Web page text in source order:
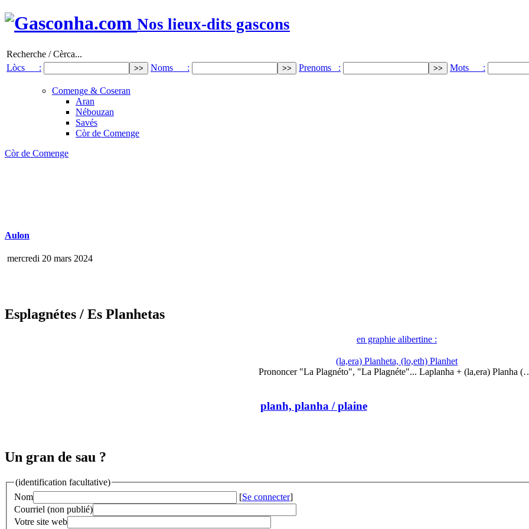
Nos lieux-dits gascons
Recherche / Cèrca...
Lòcs :
Noms : Prenoms : Mots :
Comenge & Coseran
Aran
Nébouzan
Savés
Còr de Comenge
Còr de Comenge
Aulon
mercredi 20 mars 2024
Esplagnétes / Es Planhetas
en graphie alibertine :
(la,era) Planheta, (lo,eth) Planhet
Prononcer "La Plagnéto", "La Plagnéte"... Laplanha + (la,era) Planha
planh, planha / plaine
Un gran de sau ?
(identification facultative)
Nom
[Se connecter]
Courriel (non publié)
Votre site web